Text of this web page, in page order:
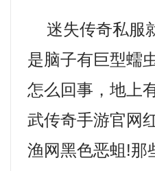
迷失传奇私服
是脑子有巨型蠕
怎么回事，地上
武传奇手游官网
渔网黑色恶蛆!那